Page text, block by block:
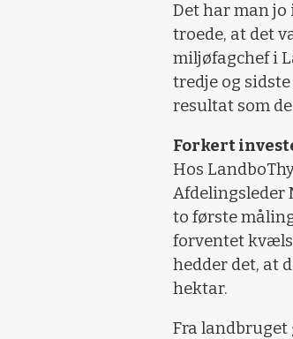
Det har man jo
troede, at det
miljøfagchef i
tredje og
resultat som
Forkert
Hos
Afdelingsleder
to første
forventet
hedder det, at
hektar.
Fra landbruget